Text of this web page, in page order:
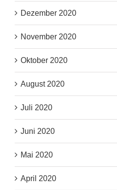
Dezember 2020
November 2020
Oktober 2020
August 2020
Juli 2020
Juni 2020
Mai 2020
April 2020